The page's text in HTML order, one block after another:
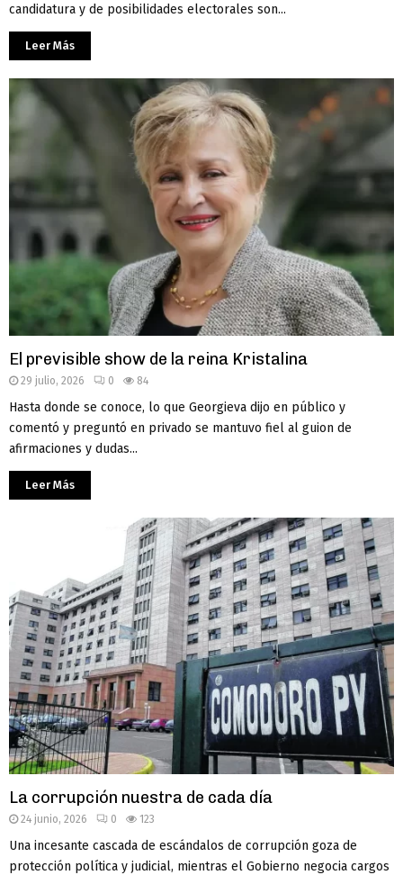
candidatura y de posibilidades electorales son...
Leer Más
El previsible show de la reina Kristalina
29 julio, 2026 0 84
Hasta donde se conoce, lo que Georgieva dijo en público y
comentó y preguntó en privado se mantuvo fiel al guion de
afirmaciones y dudas...
Leer Más
La corrupción nuestra de cada día
24 junio, 2026 0 123
Una incesante cascada de escándalos de corrupción goza de
protección política y judicial, mientras el Gobierno negocia cargos